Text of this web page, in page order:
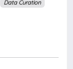
Data Curation